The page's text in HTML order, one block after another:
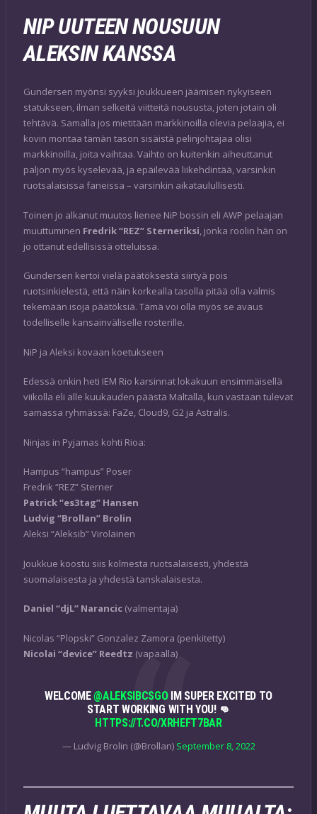
NIP UUTEEN NOUSUUN
ALEKSIN KANSSA
Gundersen myönsi syyksi joukkueen jäämisen nykyiseen
statukseen, ilman selkeitä viitteitä noususta, joten jotain oli
tehtävä. Samalla jos mietitään markkinoilla olevia pelaajia, ei
kovin montaa tämän tason sisäistä pelinjohtajaa olisi
markkinoilla, joita vaihtaa. Vaihto on kuitenkin aiheuttanut
paljon myös kyselevää, ja epäilevää liikehdintää, varsinkin
ruotsalaisissa faneissa – varsinkin aikataulullisesti.
Toinen jo alkanut muutos lienee NiP bossin eli AWP pelaajan
muuttuminen Fredrik “⁠REZ⁠” Sterneriksi, jonka roolin hän on
jo ottanut edellisissä otteluissa.
Gundersen kertoi vielä päätöksestä siirtyä pois
ruotsinkielestä, että näin korkealla tasolla pitää olla valmis
tekemään isoja päätöksiä. Tämä voi olla myös se avaus
todelliselle kansainväliselle rosterille.
NiP ja Aleksi kovaan koetukseen
Edessä onkin heti IEM Rio karsinnat lokakuun ensimmäisellä
viikolla eli alle kuukauden päästä Maltalla, kun vastaan tulevat
samassa ryhmässä: FaZe, Cloud9, G2 ja Astralis.
Ninjas in Pyjamas kohti Rioa:
Hampus “⁠hampus⁠” Poser
Fredrik “⁠REZ⁠” Sterner
Patrick “⁠es3tag⁠” Hansen
Ludvig “⁠Brollan⁠” Brolin
Aleksi “⁠Aleksib⁠” Virolainen
Joukkue koostu siis kolmesta ruotsalaisesti, yhdestä
suomalaisesta ja yhdestä tanskalaisesta.
Daniel “⁠djL⁠” Narancic (valmentaja)
Nicolas “⁠Plopski⁠” Gonzalez Zamora (penkitetty)
Nicolai “⁠device⁠” Reedtz (vapaalla)
WELCOME@ALEKSIBCSGOIM SUPER EXCITED TO
START WORKING WITH YOU! 👊
HTTPS://T.CO/XRHEFT7BAR
— Ludvig Brolin (@Brollan) September 8, 2022